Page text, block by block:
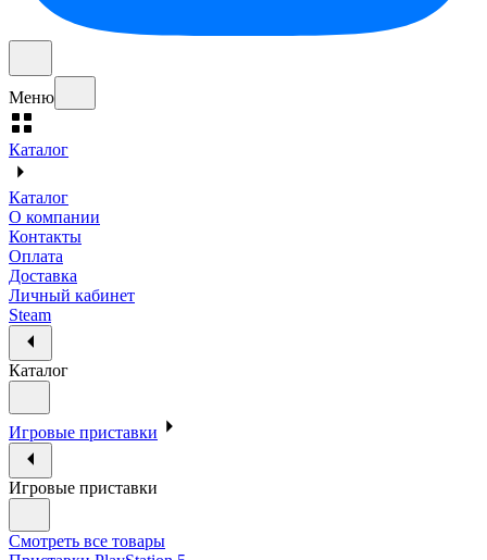
Меню
Каталог
Каталог
О компании
Контакты
Оплата
Доставка
Личный кабинет
Steam
Каталог
Игровые приставки
Игровые приставки
Смотреть все товары